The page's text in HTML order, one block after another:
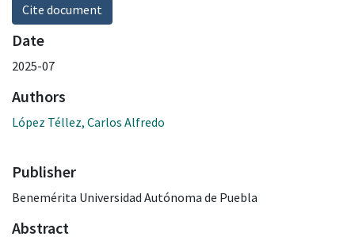
Cite document
Date
2025-07
Authors
López Téllez, Carlos Alfredo
Publisher
Benemérita Universidad Autónoma de Puebla
Abstract